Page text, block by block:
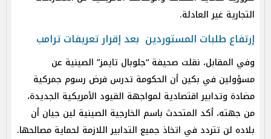
التجارية غير العادلة.
إرتفاع طلبات المستوردين بعد إقرار تعريفات ترامب
وفي المقابل، نقلت صحيفة “جلوبال تايمز” الصينية عن
مسؤولين في بكين أن الحكومة تدرس فرض رسوم جمركية
مضادة وتدابير اقتصادية لمواجهة القيود الأمريكية الجديدة،
من جهته، أكد المتحدث باسم الخارجية الصينية لين جيان أن
بلاده لن تتردد في اتخاذ جميع التدابير اللازمة لحماية مصالحها.